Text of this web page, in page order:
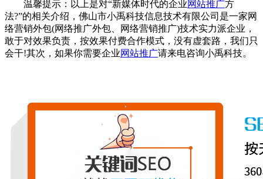
温馨提示：以上是对“新媒体时代的企业网站推广方
法?”的相关介绍，佛山市小禹科技信息技术有限公司是一家网
络营销外包(网络推广外包、网络营销推广)技术实力派企业，
敢于对效果负责，按效果付费合作模式，没有虚套路，我们只
会干!其次，如果你需要企业网站推广请来电咨询小禹科技。